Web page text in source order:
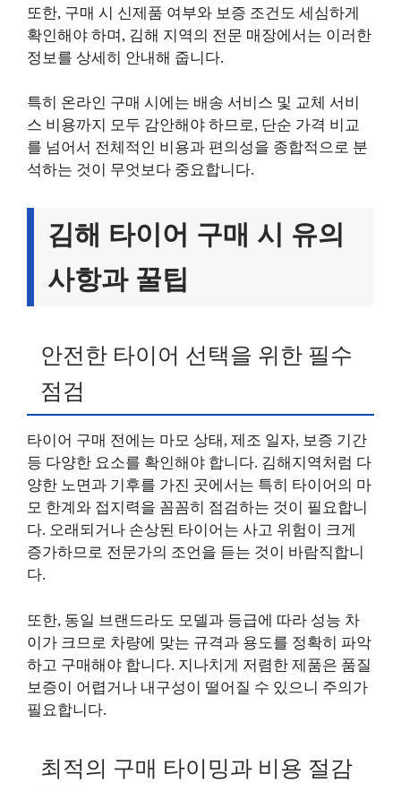
또한, 구매 시 신제품 여부와 보증 조건도 세심하게
확인해야 하며, 김해 지역의 전문 매장에서는 이러한
정보를 상세히 안내해 줍니다.
특히 온라인 구매 시에는 배송 서비스 및 교체 서비
스 비용까지 모두 감안해야 하므로, 단순 가격 비교
를 넘어서 전체적인 비용과 편의성을 종합적으로 분
석하는 것이 무엇보다 중요합니다.
김해 타이어 구매 시 유의
사항과 꿀팁
안전한 타이어 선택을 위한 필수
점검
타이어 구매 전에는 마모 상태, 제조 일자, 보증 기간
등 다양한 요소를 확인해야 합니다. 김해지역처럼 다
양한 노면과 기후를 가진 곳에서는 특히 타이어의 마
모 한계와 접지력을 꼼꼼히 점검하는 것이 필요합니
다. 오래되거나 손상된 타이어는 사고 위험이 크게
증가하므로 전문가의 조언을 듣는 것이 바람직합니
다.
또한, 동일 브랜드라도 모델과 등급에 따라 성능 차
이가 크므로 차량에 맞는 규격과 용도를 정확히 파악
하고 구매해야 합니다. 지나치게 저렴한 제품은 품질
보증이 어렵거나 내구성이 떨어질 수 있으니 주의가
필요합니다.
최적의 구매 타이밍과 비용 절감